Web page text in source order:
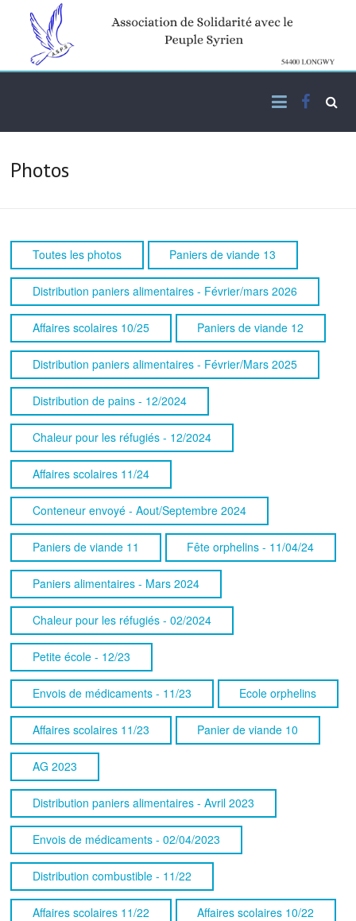
content
Association de solidarité
avec le peuple syrien
Photos
Toutes les photos Paniers de viande 13
Distribution paniers alimentaires - Février/mars 2026
Affaires scolaires 10/25 Paniers de viande 12
Distribution paniers alimentaires - Février/Mars 2025
Distribution de pains - 12/2024
Chaleur pour les réfugiés - 12/2024
Affaires scolaires 11/24
Conteneur envoyé - Aout/Septembre 2024
Paniers de viande 11 Fête orphelins - 11/04/24
Paniers alimentaires - Mars 2024
Chaleur pour les réfugiés - 02/2024
Petite école - 12/23
Envois de médicaments - 11/23 Ecole orphelins
Affaires scolaires 11/23 Panier de viande 10
AG 2023
Distribution paniers alimentaires - Avril 2023
Envois de médicaments - 02/04/2023
Distribution combustible - 11/22
Affaires scolaires 11/22 Affaires scolaires 10/22